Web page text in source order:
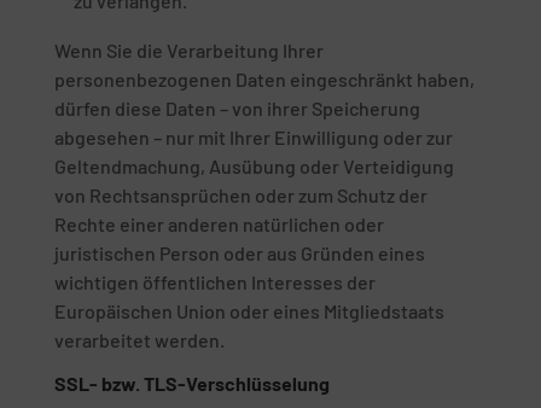
Wenn Sie die Verarbeitung Ihrer
personenbezogenen Daten eingeschränkt haben,
dürfen diese Daten – von ihrer Speicherung
abgesehen – nur mit Ihrer Einwilligung oder zur
Geltendmachung, Ausübung oder Verteidigung
von Rechtsansprüchen oder zum Schutz der
Rechte einer anderen natürlichen oder
juristischen Person oder aus Gründen eines
wichtigen öffentlichen Interesses der
Europäischen Union oder eines Mitgliedstaats
verarbeitet werden.
SSL- bzw. TLS-Verschlüsselung